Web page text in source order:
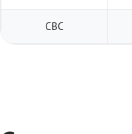
СВС